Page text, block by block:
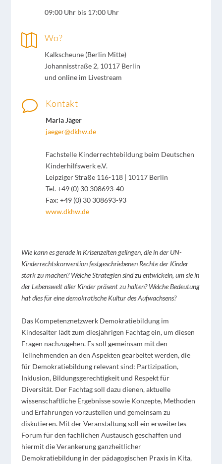
09:00 Uhr bis 17:00 Uhr
 Wo?
Kalkscheune (Berlin Mitte)
Johannisstraße 2, 10117 Berlin
und online im Livestream
v Kontakt
Maria Jäger
jaeger@dkhw.de
Fachstelle Kinderrechtebildung beim Deutschen
Kinderhilfswerk e.V.
Leipziger Straße 116-118 | 10117 Berlin
Tel. +49 (0) 30 308693-40
Fax: +49 (0) 30 308693-93
www.dkhw.de
Wie kann es gerade in Krisenzeiten gelingen, die in der UN-
Kinderrechtskonvention festgeschriebenen Rechte der Kinder
stark zu machen?Welche Strategien sind zu entwickeln, um sie in
der Lebenswelt aller Kinder präsent zu halten?Welche Bedeutung
hat dies für eine demokratische Kultur des Aufwachsens?
Das Kompetenznetzwerk Demokratiebildung im
Kindesalter lädt zum diesjährigen Fachtag ein, um diesen
Fragen nachzugehen. Es soll gemeinsam mit den
Teilnehmenden an den Aspekten gearbeitet werden, die
für Demokratiebildung relevant sind: Partizipation,
Inklusion, Bildungsgerechtigkeit und Respekt für
Diversität. Der Fachtag soll dazu dienen, aktuelle
wissenschaftliche Ergebnisse sowie Konzepte, Methoden
und Erfahrungen vorzustellen und gemeinsam zu
diskutieren. Mit der Veranstaltung soll ein erweitertes
Forum für den fachlichen Austausch geschaffen und
hiermit die Verankerung ganzheitlicher
Demokratiebildung in der pädagogischen Praxis in Kita,